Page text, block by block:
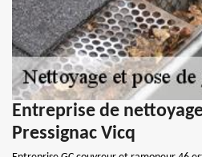
Entreprise de
Pressignac Vicq